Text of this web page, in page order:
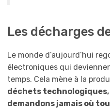
Les décharges
Le monde d’aujourd’hui
électroniques qui
temps. Cela mène à la
déchets technologiques
demandons jamais où